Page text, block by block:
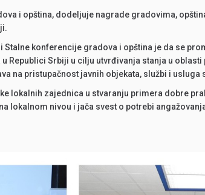
i opština, dodeljuje nagrade gradovima,
Stalne konferencije gradova i opština je da se
Republici Srbiji u cilju utvrđivanja stanja u
na pristupačnost javnih objekata, službi i
lokalnih zajednica u stvaranju primera dobre
lokalnom nivou i jača svest o potrebi